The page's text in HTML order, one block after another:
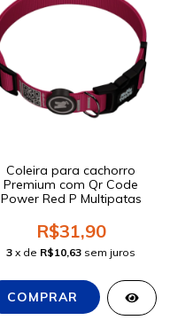
Coleira para cachorro
Premium com Qr Code
Power Red P Multipatas
R$31,90
3 x de R$10,63 sem juros